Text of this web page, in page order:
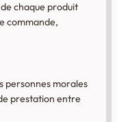
chaque produit
commande,
personnes morales
prestation entre